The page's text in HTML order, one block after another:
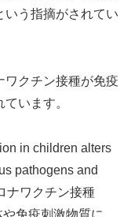
いう指摘がされてい
ワクチン接種が免疫
います。
in children alters
pathogens and
ナワクチン接種
免疫刺激物質に